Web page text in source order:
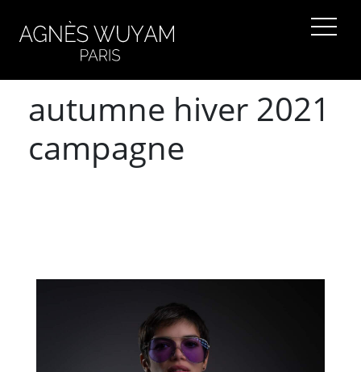
autumne hiver 2021
campagne